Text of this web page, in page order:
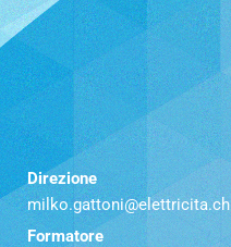
Direzione
milko.gattoni@elettricita.ch
Formatore